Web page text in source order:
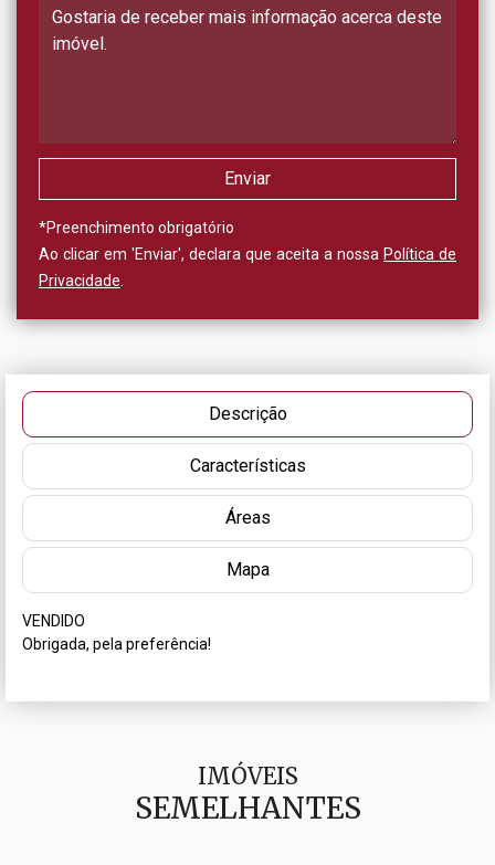
*Preenchimento obrigatório
Ao clicar em 'Enviar', declara que aceita a nossa Política de
Privacidade
Descrição
Características
Áreas
Mapa
VENDIDO
IMÓVEIS
SEMELHANTES